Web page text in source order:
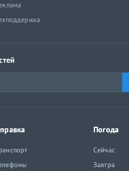
Погода
Сейчас
Завтра